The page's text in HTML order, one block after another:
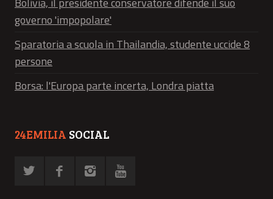
governo 'impopolare'
Sparatoria a scuola in Thailandia, studente uccide 8
persone
Borsa: l'Europa parte incerta, Londra piatta
24EMILIA SOCIAL